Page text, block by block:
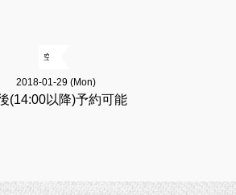
空
2018-01-29 (Mon)
(14:00以降)予約可能